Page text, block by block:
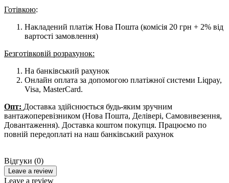
Готівкою:
Накладений платіж Нова Пошта (комісія 20 грн + 2% від
вартості замовлення)
Безготівковій розрахунок:
На банківський рахунок
Онлайн оплата за допомогою платіжної системи Liqpay,
Visa, MasterCard.
Опт: Доставка здійснюється будь-яким зручним
вантажоперевізником (Нова Пошта, Делівері, Самовивезення,
Довантаження). Доставка коштом покупця. Працюємо по
повній передоплаті на наш банківський рахунок
Відгуки (0)
Leave a review
Leave a review